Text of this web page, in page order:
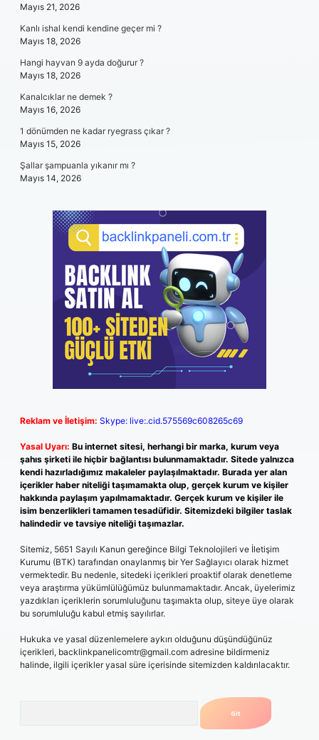
Mayıs 21, 2026
Kanlı ishal kendi kendine geçer mi ?
Mayıs 18, 2026
Hangi hayvan 9 ayda doğurur ?
Mayıs 18, 2026
Kanalcıklar ne demek ?
Mayıs 16, 2026
1 dönümden ne kadar ryegrass çıkar ?
Mayıs 15, 2026
Şallar şampuanla yıkanır mı ?
Mayıs 14, 2026
Reklam ve İletişim: Skype: live:.cid.575569c608265c69
Yasal Uyarı: Bu internet sitesi, herhangi bir marka, kurum veya
şahıs şirketi ile hiçbir bağlantısı bulunmamaktadır. Sitede yalnızca
kendi hazırladığımız makaleler paylaşılmaktadır. Burada yer alan
içerikler haber niteliği taşımamakta olup, gerçek kurum ve kişiler
hakkında paylaşım yapılmamaktadır. Gerçek kurum ve kişiler ile
isim benzerlikleri tamamen tesadüfidir. Sitemizdeki bilgiler taslak
halindedir ve tavsiye niteliği taşımazlar.
Sitemiz, 5651 Sayılı Kanun gereğince Bilgi Teknolojileri ve İletişim
Kurumu (BTK) tarafından onaylanmış bir Yer Sağlayıcı olarak hizmet
vermektedir. Bu nedenle, sitedeki içerikleri proaktif olarak denetleme
veya araştırma yükümlülüğümüz bulunmamaktadır. Ancak, üyelerimiz
yazdıkları içeriklerin sorumluluğunu taşımakta olup, siteye üye olarak
bu sorumluluğu kabul etmiş sayılırlar.
Hukuka ve yasal düzenlemelere aykırı olduğunu düşündüğünüz
içerikleri, backlinkpanelicomtr@gmail.com adresine bildirmeniz
halinde, ilgili içerikler yasal süre içerisinde sitemizden kaldırılacaktır.